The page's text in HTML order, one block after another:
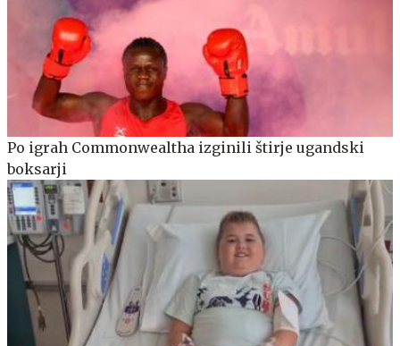
Po igrah Commonwealtha izginili štirje ugandski
boksarji